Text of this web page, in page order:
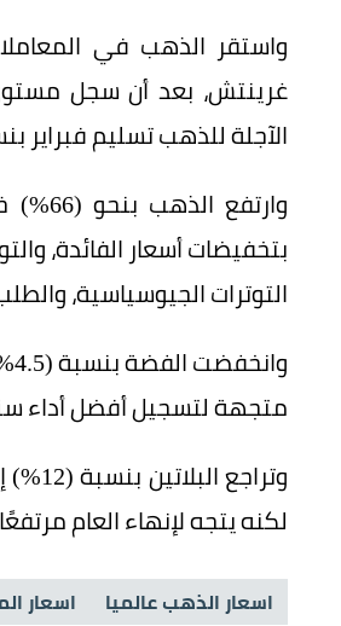
الآجلة للذهب تسليم فبراير بنسبة (0.5%) إلى (4365)
بتخفيضات أسعار الفائدة،
التوترات الجيوسياسية،
متجهة لتسجيل أفضل أداء
لكنه يتجه لإنهاء العام مرتفعًا بنحو (65%)، وهو أفضل أداء
اسعار الذهب عالميا اسعار